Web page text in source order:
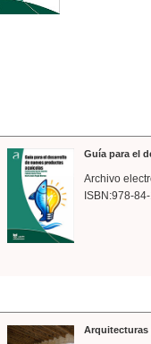
Guía para el
Archivo
ISBN:978-
Arquitecturas